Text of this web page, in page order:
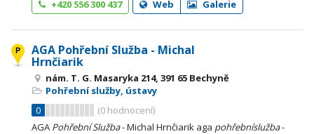
+420 556 300 437 Web Galerie
AGA Pohřební Služba - Michal
Hrnčiarik
nám. T. G. Masaryka 214, 391 65 Bechyně
Pohřební služby, ústavy
0
(0 hodnocení)
AGA PohřebníSlužba- Michal Hrnčiarik aga pohřebníslužba-